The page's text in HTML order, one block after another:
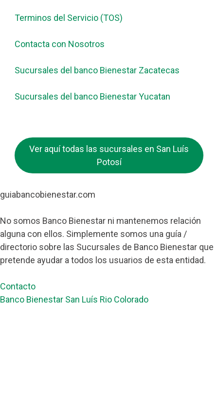
Terminos del Servicio (TOS)
Contacta con Nosotros
Sucursales del banco Bienestar Zacatecas
Sucursales del banco Bienestar Yucatan
Ver aquí todas las sucursales en San Luís
Potosí
guiabancobienestar.com
No somos Banco Bienestar ni mantenemos relación
alguna con ellos. Simplemente somos una guía /
directorio sobre las Sucursales de Banco Bienestar que
pretende ayudar a todos los usuarios de esta entidad.
Contacto
Banco Bienestar San Luís Rio Colorado